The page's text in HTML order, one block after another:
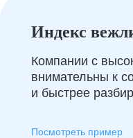
Индекс
Компании с
внимательны к
и быстрее
Посмотреть пример